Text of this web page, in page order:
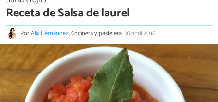
Receta de Salsa de laurel
PorAlix Hernández, Cocinera y pastelera.26 abril 2016